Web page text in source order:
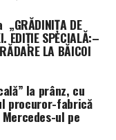
de
de
început în
soluții de
garantând o
la granițele
„GRĂDINIȚA DE
EDIȚIE SPECIALĂ:–
LA BĂICOI
la prânz, cu
procuror-fabrică
ul pe